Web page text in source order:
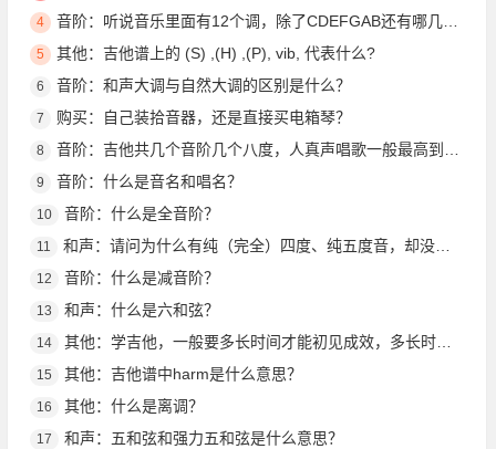
4 音阶：听说音乐里面有12个调，除了CDEFGAB还有哪几个？
5 其他：吉他谱上的 (S) ,(H) ,(P), vib, 代表什么?
6 音阶：和声大调与自然大调的区别是什么？
7 购买：自己装拾音器，还是直接买电箱琴？
8 音阶：吉他共几个音阶几个八度，人真声唱歌一般最高到几个八度？
9 音阶：什么是音名和唱名？
10 音阶：什么是全音阶？
11 和声：请问为什么有纯（完全）四度、纯五度音，却没有纯二三度？谢谢！
12 音阶：什么是减音阶？
13 和声：什么是六和弦？
14 其他：学吉他，一般要多长时间才能初见成效，多长时间才能大见成效？
15 其他：吉他谱中harm是什么意思？
16 其他：什么是离调？
17 和声：五和弦和强力五和弦是什么意思？